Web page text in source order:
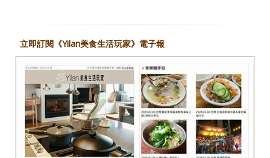
立即訂閱《Yilan美食生活玩家》電子報